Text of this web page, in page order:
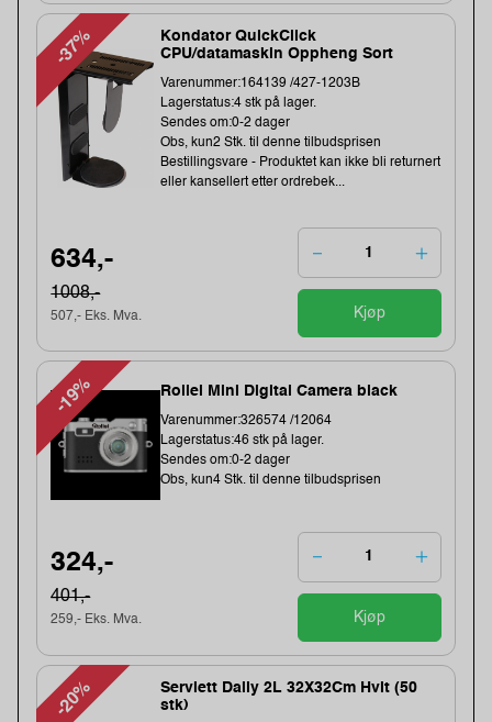
-37%
Kondator QuickClick
CPU/datamaskin Oppheng Sort
Varenummer:164139 /427-1203B
Lagerstatus:4 stk på lager.
Sendes om:0-2 dager
Obs, kun2 Stk. til denne tilbudsprisen
Bestillingsvare - Produktet kan ikke bli returnert
eller kansellert etter ordrebek...
634,-
1008,-
507,- Eks. Mva. Kjøp
-19% Rollei Mini Digital Camera black
Varenummer:326574 /12064
Lagerstatus:46 stk på lager.
Sendes om:0-2 dager
Obs, kun4 Stk. til denne tilbudsprisen
324,-
401,-
259,- Eks. Mva. Kjøp
-20%
Serviett Daily 2L 32X32Cm Hvit (50
stk)